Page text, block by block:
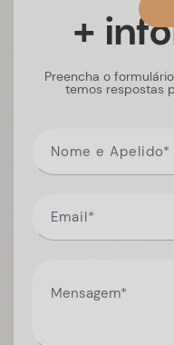
+
Preencha o
temos respostas